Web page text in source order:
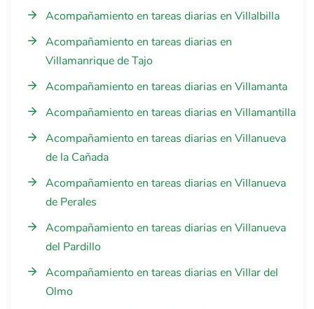
Acompañamiento en tareas diarias en Villalbilla
Acompañamiento en tareas diarias en
Villamanrique de Tajo
Acompañamiento en tareas diarias en Villamanta
Acompañamiento en tareas diarias en Villamantilla
Acompañamiento en tareas diarias en Villanueva
de la Cañada
Acompañamiento en tareas diarias en Villanueva
de Perales
Acompañamiento en tareas diarias en Villanueva
del Pardillo
Acompañamiento en tareas diarias en Villar del
Olmo